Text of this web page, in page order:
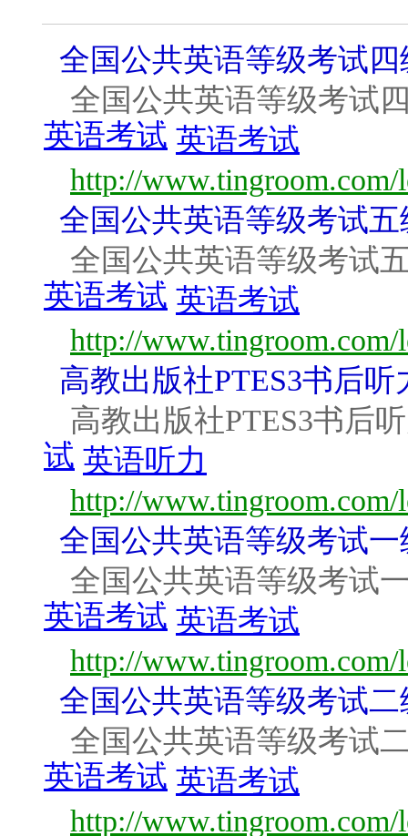
全国公共英语等级考试四
全国公共英语等级考试
英语考试 英语考试
http://www.tingroom.com/
全国公共英语等级考试五
全国公共英语等级考试
英语考试 英语考试
http://www.tingroom.com/
高教出版社PTES3书后听
高教出版社PTES3书后
试 英语听力
http://www.tingroom.com/
全国公共英语等级考试一
全国公共英语等级考试
英语考试 英语考试
http://
全国公共英语等级考试二
全国公共英语等级考试
英语考试 英语考试
http://www.tingroom.com/